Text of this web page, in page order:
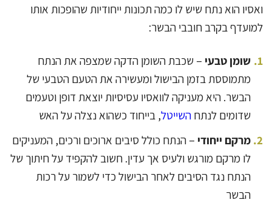
ואסיו הוא נתח שיש לו כמה תכונות ייחודיות שהופכות אותו
למועדף בקרב חובבי הבשר:
שומן טבעי – שכבת השומן הדקה שמצפה את הנתח
מתמוססת בזמן הבישול ומעשירה את הטעם הטבעי של
הבשר. היא מעניקה לוואסיו עסיסיות יוצאת דופן וטעמים
שדומים לנתח השייטל, בייחוד כשהוא נצלה על האש
מרקם ייחודי – הנתח כולל סיבים ארוכים ורכים, המעניקים
לו מרקם מורגש ולעיס אך עדין. חשוב להקפיד על חיתוך של
הנתח נגד הסיבים לאחר הבישול כדי לשמור על רכות
הבשר